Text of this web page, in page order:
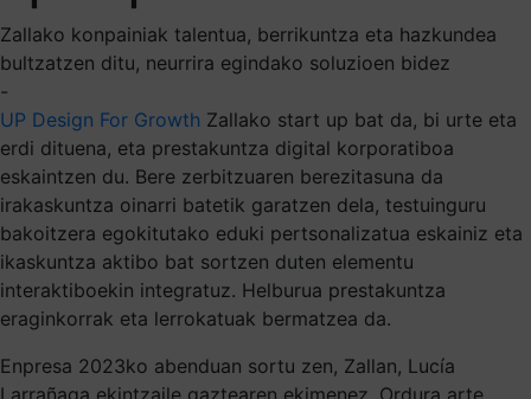
Zallako konpainiak talentua, berrikuntza eta hazkundea
bultzatzen ditu, neurrira egindako soluzioen bidez
-
UP Design For Growth Zallako start up bat da, bi urte eta
erdi dituena, eta prestakuntza digital korporatiboa
eskaintzen du. Bere zerbitzuaren berezitasuna da
irakaskuntza oinarri batetik garatzen dela, testuinguru
bakoitzera egokitutako eduki pertsonalizatua eskainiz eta
ikaskuntza aktibo bat sortzen duten elementu
interaktiboekin integratuz. Helburua prestakuntza
eraginkorrak eta lerrokatuak bermatzea da.
Enpresa 2023ko abenduan sortu zen, Zallan, Lucía
Larrañaga ekintzaile gaztearen ekimenez. Ordura arte,